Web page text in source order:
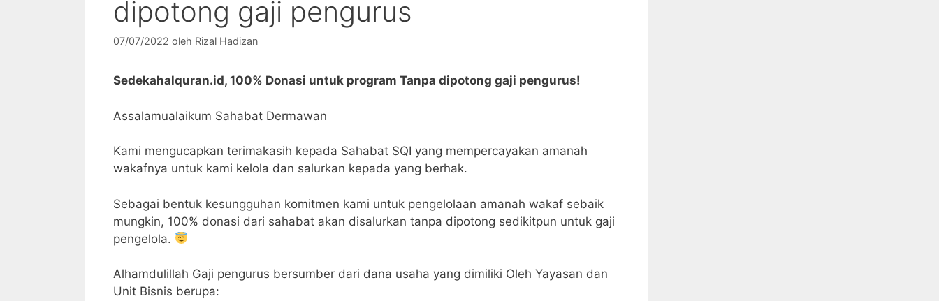
dipotong gaji pengurus
07/07/2022 oleh Rizal Hadizan
Sedekahalquran.id, 100% Donasi untuk program Tanpa dipotong gaji pengurus!
Assalamualaikum Sahabat Dermawan
Kami mengucapkan terimakasih kepada Sahabat SQI yang mempercayakan amanah
wakafnya untuk kami kelola dan salurkan kepada yang berhak.
Sebagai bentuk kesungguhan komitmen kami untuk pengelolaan amanah wakaf sebaik
mungkin, 100% donasi dari sahabat akan disalurkan tanpa dipotong sedikitpun untuk gaji
pengelola.
Alhamdulillah Gaji pengurus bersumber dari dana usaha yang dimiliki Oleh Yayasan dan
Unit Bisnis berupa: